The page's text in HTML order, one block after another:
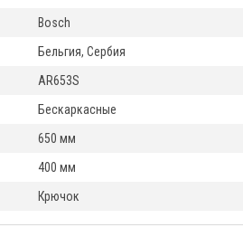
Bosch
Бельгия, Сербия
AR653S
Бескаркасные
650 мм
400 мм
Крючок